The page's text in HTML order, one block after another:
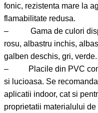
fonic, rezistenta mare la agenti naturali si corozivi,
flamabilitate redusa.
– Gama de culori disponibile in permanenta in stoc:
rosu, albastru inchis, albastru deschis, negru, galben inchis,
galben deschis, gri, verde.
– Placile din PVC compact industrial au suprafata dura
si lucioasa. Se recomanda folosirea acestor placi atat pentru
aplicatii indoor, cat si pentru aplicatii outdoor,
proprietatii materialului de a fi un bun